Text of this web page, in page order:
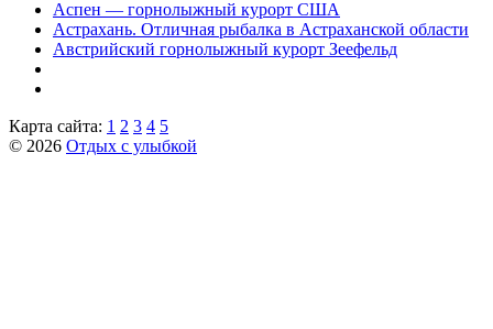
Аспен — горнолыжный курорт США
Астрахань. Отличная рыбалка в Астраханской области
Австрийский горнолыжный курорт Зеефельд
Карта сайта: 1 2 3 4 5
© 2026 Отдых с улыбкой